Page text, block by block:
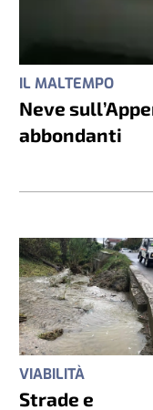
IL MALTEMPO
Neve
abbondanti
VIABILITÀ
Strade e